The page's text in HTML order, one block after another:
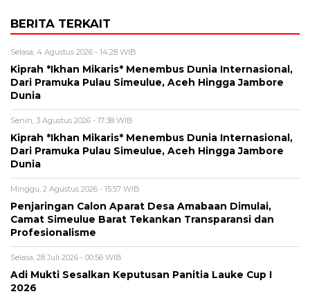
BERITA TERKAIT
Selasa, 4 Agustus 2026 - 14:28 WIB
Kiprah *Ikhan Mikaris* Menembus Dunia Internasional,
Dari Pramuka Pulau Simeulue, Aceh Hingga Jambore
Dunia
Senin, 3 Agustus 2026 - 17:38 WIB
Kiprah *Ikhan Mikaris* Menembus Dunia Internasional,
Dari Pramuka Pulau Simeulue, Aceh Hingga Jambore
Dunia
Minggu, 2 Agustus 2026 - 15:57 WIB
Penjaringan Calon Aparat Desa Amabaan Dimulai,
Camat Simeulue Barat Tekankan Transparansi dan
Profesionalisme
Selasa, 28 Juli 2026 - 00:56 WIB
Adi Mukti Sesalkan Keputusan Panitia Lauke Cup I
2026